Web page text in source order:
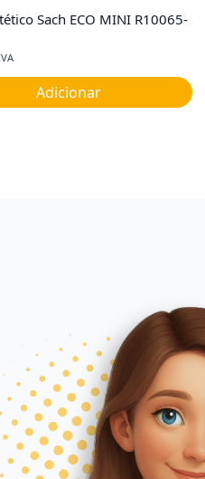
Sach ECO MINI R10065-
Adicionar